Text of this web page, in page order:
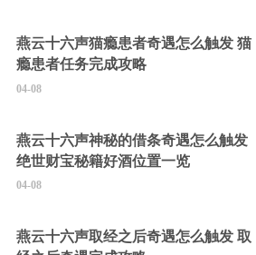
燕云十六声猫瘾患者奇遇怎么触发 猫
瘾患者任务完成攻略
04-08
燕云十六声神秘的借条奇遇怎么触发
绝世财宝秘籍好酒位置一览
04-08
燕云十六声取经之后奇遇怎么触发 取